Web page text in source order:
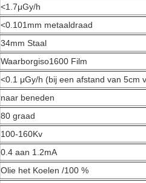
<1.7μGy/h
<0.101mm metaaldraad
34mm Staal
Waarborgiso1600 Film
<0.1 μGy/h (bij een afstand van 5cm
naar beneden
80 graad
100-160Kv
0.4 aan 1.2mA
Olie het Koelen /100 %